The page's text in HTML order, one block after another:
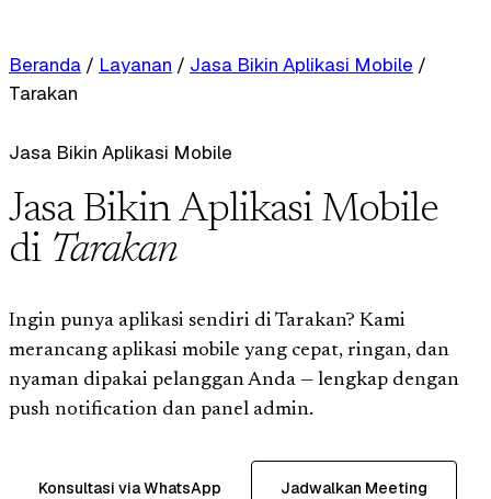
Beranda / Layanan / Jasa Bikin Aplikasi Mobile /
Tarakan
Jasa Bikin Aplikasi Mobile
Jasa Bikin Aplikasi Mobile
di Tarakan
Ingin punya aplikasi sendiri di Tarakan? Kami
merancang aplikasi mobile yang cepat, ringan, dan
nyaman dipakai pelanggan Anda — lengkap dengan
push notification dan panel admin.
Konsultasi via WhatsApp Jadwalkan Meeting